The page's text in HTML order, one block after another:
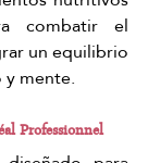
combatir el
un equilibrio
mente.
Professionnel